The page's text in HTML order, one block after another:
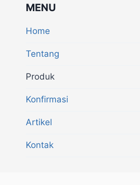
MENU
Home
Tentang
Produk
Konfirmasi
Artikel
Kontak